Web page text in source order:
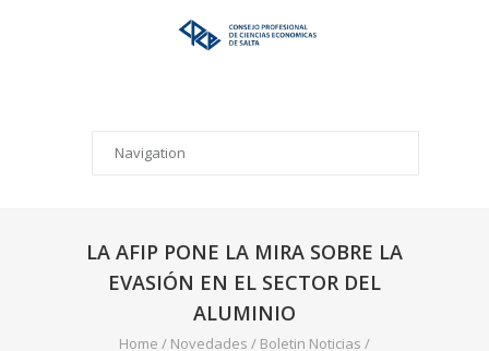
LA AFIP PONE LA MIRA SOBRE LA
EVASIÓN EN EL SECTOR DEL
ALUMINIO
Home / Novedades / Boletin Noticias /